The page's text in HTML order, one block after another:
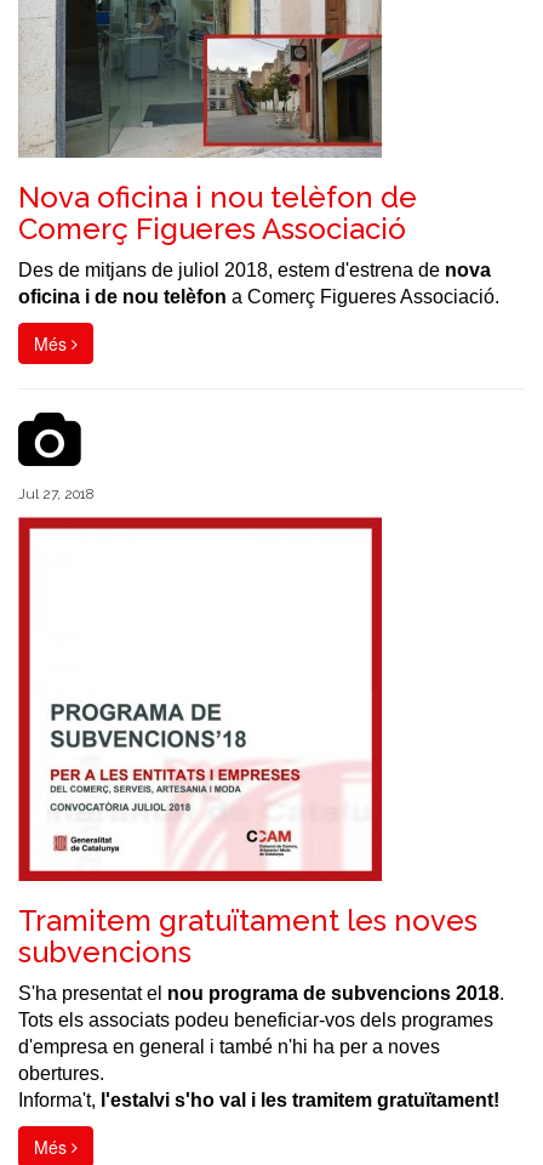
Nova oficina i nou telèfon de
Comerç Figueres Associació
Des de mitjans de juliol 2018, estem d'estrena de nova
oficina i de nou telèfon a Comerç Figueres Associació.
Més
Jul 27, 2018
Tramitem gratuïtament les noves
subvencions
S'ha presentat el nou programa de subvencions 2018.
Tots els associats podeu beneficiar-vos dels programes
d'empresa en general i també n'hi ha per a noves
obertures.
Informa't, l'estalvi s'ho val i les tramitem gratuïtament!
Més